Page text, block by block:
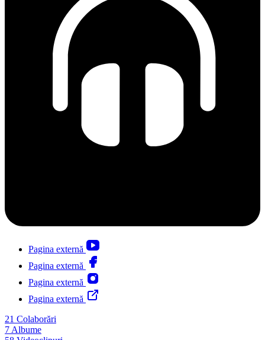
Pagina externă
Pagina externă
Pagina externă
Pagina externă
21 Colaborări
7 Albume